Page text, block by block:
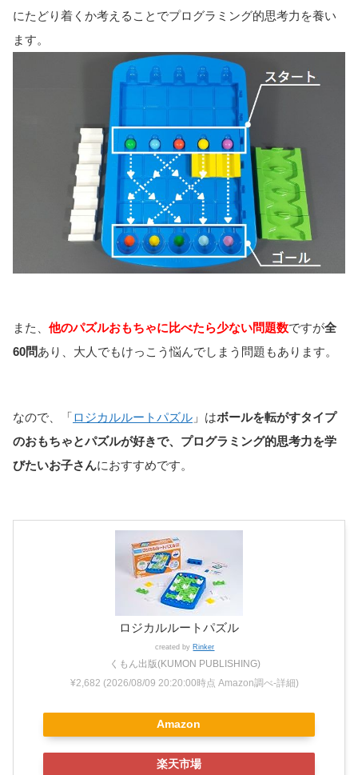
にたどり着くか考えることでプログラミング的思考力を養い
ます。
また、 他のパズルおもちゃに比べたら少ない問題数ですが全
60問あり、大人でもけっこう悩んでしまう問題もあります。
なので、「ロジカルルートパズル 」はボールを転がすタイプ
のおもちゃとパズルが好きで、プログラミング的思考力を学
びたいお子さんにおすすめです。
ロジカルルートパズル
created by Rinker
くもん出版(KUMON PUBLISHING)
¥2,682 (2026/08/09 20:20:00時点 Amazon調べ-詳細)
Amazon
楽天市場